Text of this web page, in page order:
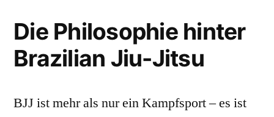
Die Philosophie hinter
Brazilian Jiu-Jitsu
BJJ ist mehr als nur ein Kampfsport – es ist